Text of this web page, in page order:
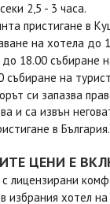
2,5 - 3 часа.
пристигане в
на хотела до
18.00 събиране
събиране на
си запазва
и са извън
в
ЦЕНИ Е
с лицензирани
избрания хотел